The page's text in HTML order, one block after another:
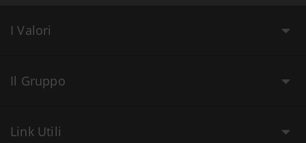
I Valori
Il Gruppo
Link Utili